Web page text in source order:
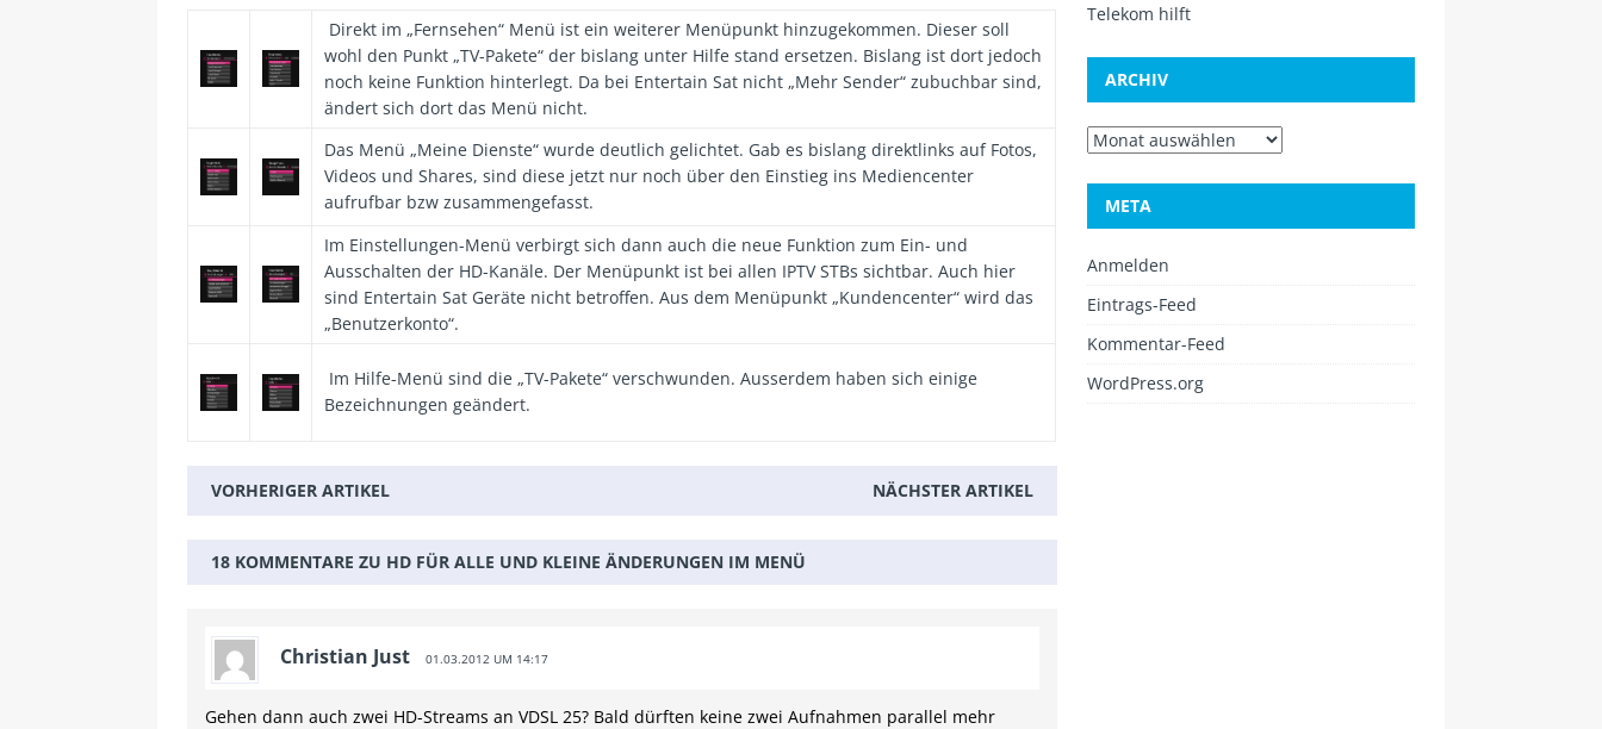
Direkt im „Fernsehen“ Menü ist ein weiterer Menüpunkt hinzugekommen. Dieser soll
wohl den Punkt „TV-Pakete“ der bislang unter Hilfe stand ersetzen. Bislang ist dort jedoch
noch keine Funktion hinterlegt. Da bei Entertain Sat nicht „Mehr Sender“ zubuchbar sind,
ändert sich dort das Menü nicht.
Das Menü „Meine Dienste“ wurde deutlich gelichtet. Gab es bislang direktlinks auf Fotos,
Videos und Shares, sind diese jetzt nur noch über den Einstieg ins Mediencenter
aufrufbar bzw zusammengefasst.
Im Einstellungen-Menü verbirgt sich dann auch die neue Funktion zum Ein- und
Ausschalten der HD-Kanäle. Der Menüpunkt ist bei allen IPTV STBs sichtbar. Auch hier
sind Entertain Sat Geräte nicht betroffen. Aus dem Menüpunkt „Kundencenter“ wird das
„Benutzerkonto“.
Im Hilfe-Menü sind die „TV-Pakete“ verschwunden. Ausserdem haben sich einige
Bezeichnungen geändert.
VORHERIGER ARTIKEL NÄCHSTER ARTIKEL
18 KOMMENTARE ZU HD FÜR ALLE UND KLEINE ÄNDERUNGEN IM MENÜ
Christian Just 01.03.2012 UM 14:17
Gehen dann auch zwei HD-Streams an VDSL 25? Bald dürften keine zwei Aufnahmen parallel mehr
Telekom hilft
ARCHIV
META
Anmelden
Eintrags-Feed
Kommentar-Feed
WordPress.org